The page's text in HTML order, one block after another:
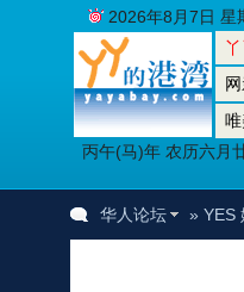
丙午(马)年 农历六月
2026年8月7日 星
华人论坛 » YES